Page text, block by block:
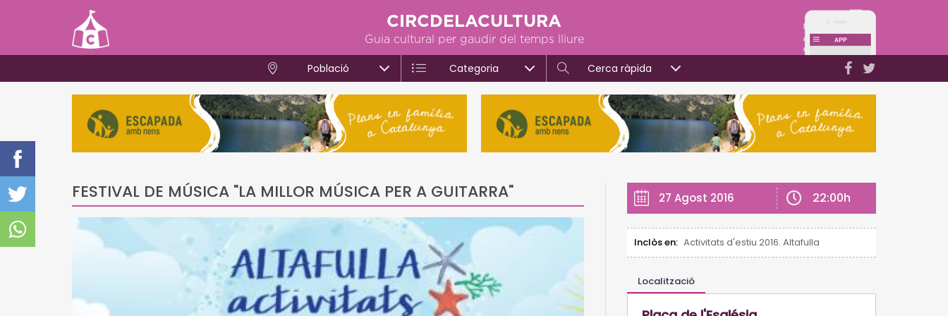
CIRCDELACULTURA
Guia cultural per gaudir del temps lliure
Població Categoria Cerca ràpida
FESTIVAL DE MÚSICA "LA MILLOR MÚSICA PER A GUITARRA" 27 Agost 2016 22:00h
Inclòs en: Activitats d'estiu 2016. Altafulla
Localització